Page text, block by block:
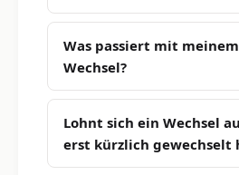
Was passiert mit
Wechsel?
Lohnt sich ein Wechsel
erst kürzlich gewechselt